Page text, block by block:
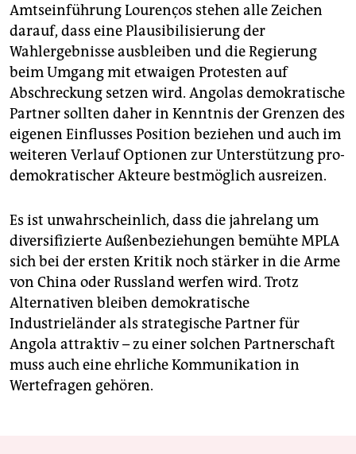
Amtseinführung Lourenços stehen alle Zeichen
darauf, dass eine Plausibilisierung der
Wahlergebnisse ausbleiben und die Regierung
beim Umgang mit etwaigen Protesten auf
Abschreckung setzen wird. Angolas demokratische
Partner sollten daher in Kenntnis der Grenzen des
eigenen Einflusses Position beziehen und auch im
weiteren Verlauf Optionen zur Unterstützung pro-
demokratischer Akteure bestmöglich ausreizen.
Es ist unwahrscheinlich, dass die jahrelang um
diversifizierte Außenbeziehungen bemühte MPLA
sich bei der ersten Kritik noch stärker in die Arme
von China oder Russland werfen wird. Trotz
Alternativen bleiben demokratische
Industrieländer als strategische Partner für
Angola attraktiv – zu einer solchen Partnerschaft
muss auch eine ehrliche Kommunikation in
Wertefragen gehören.